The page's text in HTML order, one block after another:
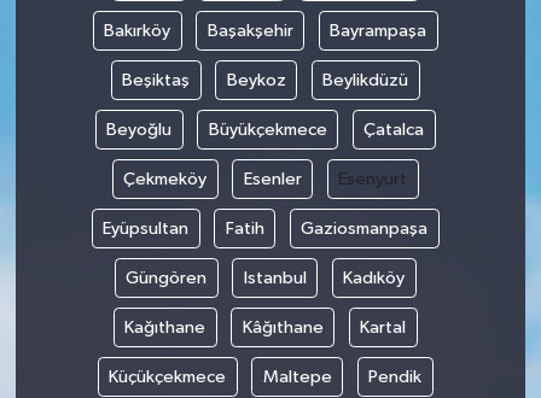
Bakırköy Başakşehir Bayrampaşa
Beşiktaş Beykoz Beylikdüzü
Beyoğlu Büyükçekmece Çatalca
Çekmeköy Esenler Esenyurt
Eyüpsultan Fatih Gaziosmanpaşa
Güngören Istanbul Kadıköy
Kağıthane Kâğıthane Kartal
Küçükçekmece Maltepe Pendik